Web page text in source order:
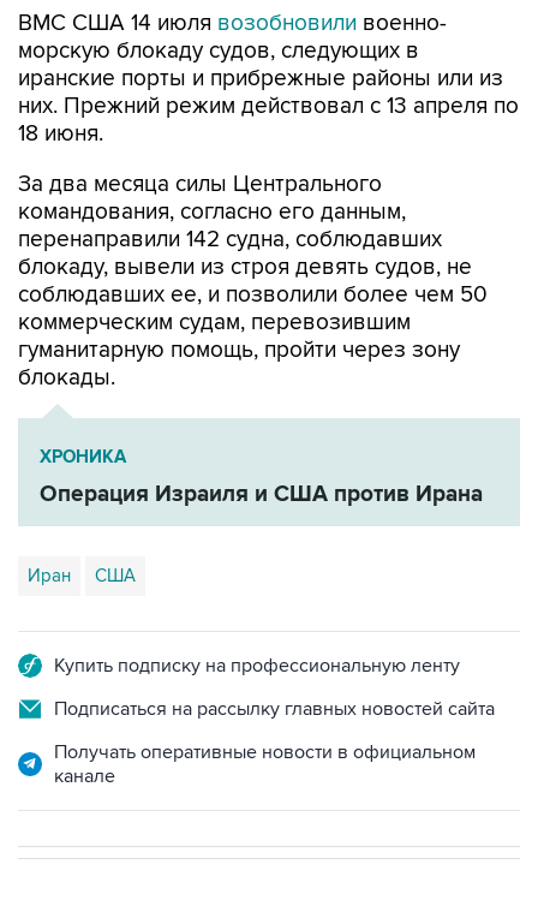
ВМС США 14 июля возобновили военно-
морскую блокаду судов, следующих в
иранские порты и прибрежные районы или из
них. Прежний режим действовал с 13 апреля по
18 июня.
За два месяца силы Центрального
командования, согласно его данным,
перенаправили 142 судна, соблюдавших
блокаду, вывели из строя девять судов, не
соблюдавших ее, и позволили более чем 50
коммерческим судам, перевозившим
гуманитарную помощь, пройти через зону
блокады.
ХРОНИКА
Операция Израиля и США против Ирана
Иран США
Купить подписку на профессиональную ленту
Подписаться на рассылку главных новостей сайта
Получать оперативные новости в официальном
канале